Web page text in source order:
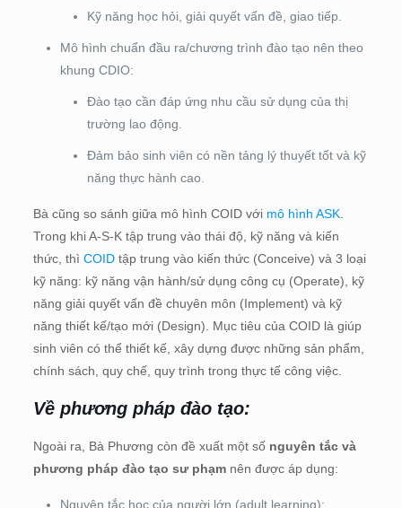
Kỹ năng học hỏi, giải quyết vấn đề, giao tiếp.
Mô hình chuẩn đầu ra/chương trình đào tạo nên theo
khung CDIO:
Đào tạo cần đáp ứng nhu cầu sử dụng của thị
trường lao động.
Đảm bảo sinh viên có nền tảng lý thuyết tốt và kỹ
năng thực hành cao.
Bà cũng so sánh giữa mô hình COID với mô hình ASK.
Trong khi A-S-K tập trung vào thái độ, kỹ năng và kiến
thức, thì COIDtập trung vào kiến thức (Conceive) và 3 loại
kỹ năng: kỹ năng vận hành/sử dụng công cụ (Operate), kỹ
năng giải quyết vấn đề chuyên môn (Implement) và kỹ
năng thiết kế/tạo mới (Design). Mục tiêu của COID là giúp
sinh viên có thể thiết kế, xây dựng được những sản phẩm,
chính sách, quy chế, quy trình trong thực tế công việc.
Về phương pháp đào tạo:
Ngoài ra, Bà Phương còn đề xuất một số nguyên tắc và
phương pháp đào tạo sư phạmnên được áp dụng:
Nguyên tắc học của người lớn (adult learning):